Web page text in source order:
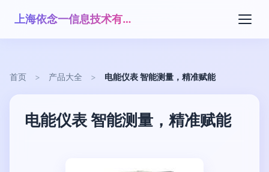
上海依念一信息技术有限公司
首页 > 产品大全 > 电能仪表 智能测量，精准赋能
电能仪表 智能测量，精准赋能